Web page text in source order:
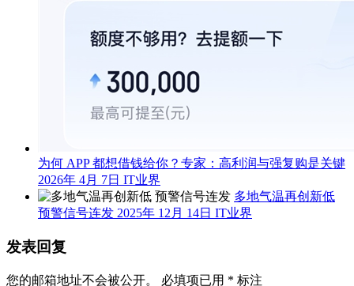
为何 APP 都想借钱给你？专家：高利润与强复购是关键
2026年 4月 7日 IT业界
多地气温再创新低
预警信号连发 2025年 12月 14日 IT业界
发表回复
您的邮箱地址不会被公开。 必填项已用 * 标注